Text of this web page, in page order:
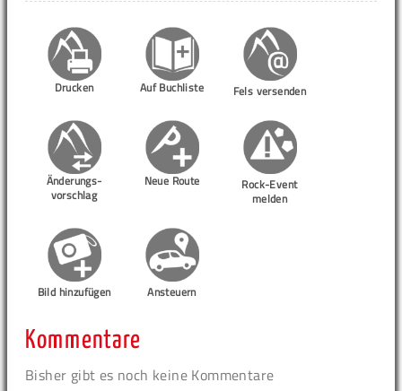
Drucken Auf Buchliste Fels versenden
Änderungs-
vorschlag
Neue Route
Rock-Event
melden
Bild hinzufügen Ansteuern
Kommentare
Bisher gibt es noch keine Kommentare